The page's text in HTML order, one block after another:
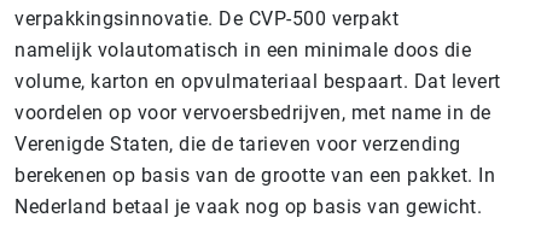
verpakkingsinnovatie. De CVP-500 verpakt
namelijk volautomatisch in een minimale doos die
volume, karton en opvulmateriaal bespaart. Dat levert
voordelen op voor vervoersbedrijven, met name in de
Verenigde Staten, die de tarieven voor verzending
berekenen op basis van de grootte van een pakket. In
Nederland betaal je vaak nog op basis van gewicht.